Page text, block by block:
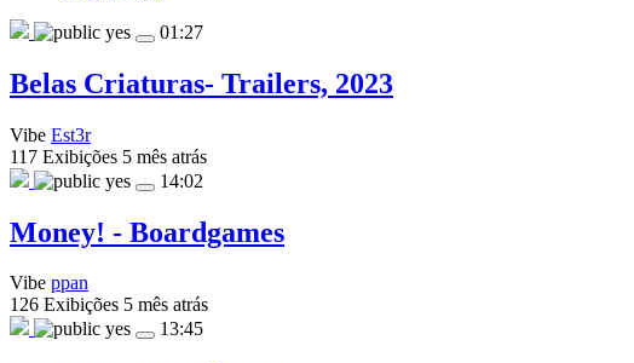
yes 01:27
Belas Criaturas- Trailers, 2023
Vibe Est3r
117 Exibições 5 mês atrás
yes
14:02
Money! - Boardgames
Vibe ppan
126 Exibições 5 mês atrás
yes
13:45